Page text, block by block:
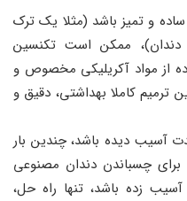
و تمیز باشد (مثلا یک ترک
ممکن است تکنسین
از مواد آکریلیکی مخصوص و
ترمیم کاملا بهداشتی، دقیق و
آسیب دیده باشد، چندین بار
چسباندن دندان مصنوعی
زده باشد، تنها راه حل،